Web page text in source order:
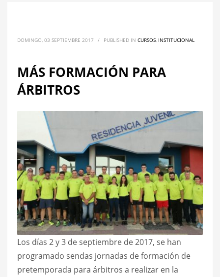
DOMINGO, 03 SEPTIEMBRE 2017 / PUBLISHED IN CURSOS INSTITUCIONAL
MÁS FORMACIÓN PARA
ÁRBITROS
Los días 2 y 3 de septiembre de 2017, se han
programado sendas jornadas de formación de
pretemporada para árbitros a realizar en la